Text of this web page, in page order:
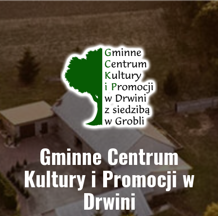
Gminne Centrum
Kultury i Promocji w
Drwini